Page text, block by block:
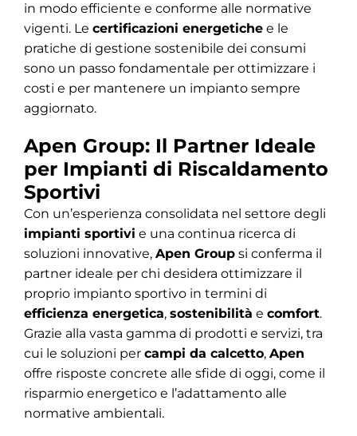
in modo efficiente e conforme alle normative
vigenti. Le certificazioni energetichee le
pratiche di gestione sostenibile dei consumi
sono un passo fondamentale per ottimizzare i
costi e per mantenere un impianto sempre
aggiornato.
Apen Group: Il Partner Ideale
per Impianti di Riscaldamento
Sportivi
Con un’esperienza consolidata nel settore degli
impianti sportivi e una continua ricerca di
soluzioni innovative, Apen Groupsi conferma il
partner ideale per chi desidera ottimizzare il
proprio impianto sportivo in termini di
efficienza energetica, sostenibilità e comfort.
Grazie alla vasta gamma di prodotti e servizi, tra
cui le soluzioni per campi da calcetto, Apen
offre risposte concrete alle sfide di oggi, come il
risparmio energetico e l’adattamento alle
normative ambientali.